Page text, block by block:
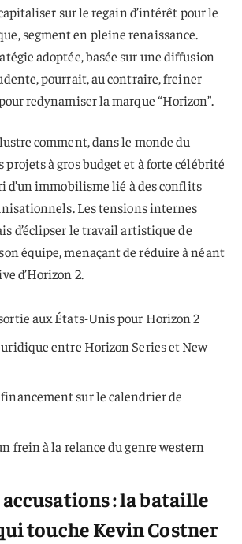
sur le regain d’intérêt pour le
segment en pleine renaissance.
adoptée, basée sur une diffusion
pourrait, au contraire, freiner
redynamiser la marque “Horizon”.
comment, dans le monde du
projets à gros budget et à forte célébrité
d’un immobilisme lié à des conflits
Les tensions internes
d’éclipser le travail artistique de
équipe, menaçant de réduire à néant
d’Horizon 2.
aux États-Unis pour Horizon 2
entre Horizon Series et New
sur le calendrier de
frein à la relance du genre western
: la bataille
toucheKevin Costner